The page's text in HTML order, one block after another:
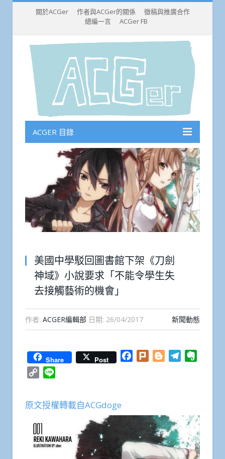
關於ACGer 作者與ACGer的關係
徵稿與推廣合作
總編一言
ACGer FB
ACGER 目錄
美國中學駁回圖書館下架《刀劍
神域》小說要求「不能令學生失
去接觸藝術的機會」
作者: ACGER編輯部 日期: 26/04/2017 新聞動態
Share Post Facebook
Plurk BloggerTelegram
Copy
原文授權轉載自ACGdoge